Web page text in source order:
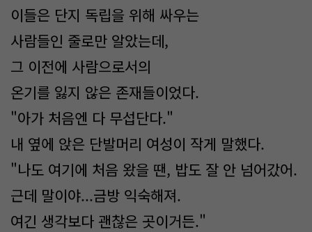
이들은 단지 독립을 위해 싸우는
사람들인 줄로만 알았는데,
그 이전에 사람으로서의
온기를 잃지 않은 존재들이었다.
"아가 처음엔 다 무섭단다."
내 옆에 앉은 단발머리 여성이 작게 말했다.
"나도 여기에 처음 왔을 땐, 밥도 잘 안 넘어갔어.
근데 말이야...금방 익숙해져.
여긴 생각보다 괜찮은 곳이거든."